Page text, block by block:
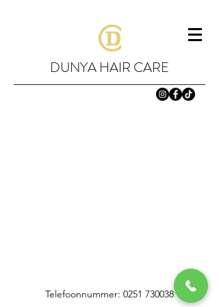
DUNYA HAIR CARE
Telefoonnummer: 0251 730038